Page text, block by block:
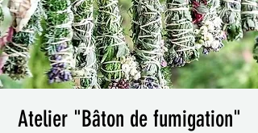
Atelier "Bâton de fumigation"